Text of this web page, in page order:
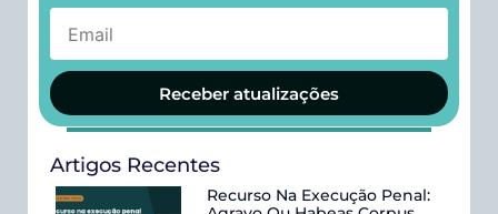
Receber atualizações
Artigos Recentes
Recurso Na Execução Penal: